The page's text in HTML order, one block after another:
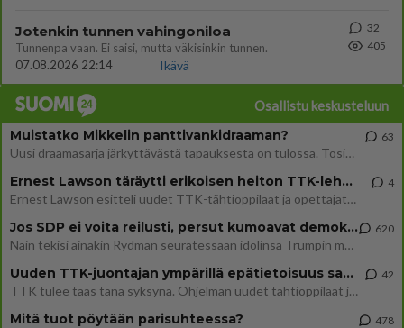
Jotenkin tunnen vahingoniloa
Tunnenpa vaan. Ei saisi, mutta väkisinkin tunnen.
07.08.2026 22:14
Ikävä
32
405
Osallistu keskusteluun
Muistatko Mikkelin panttivankidraaman?
Uusi draamasarja järkyttävästä tapauksesta on tulossa. Tositapahtumiin perustuva sarja ammentaa vuoden 1986 Mikkelin pan
63
Ernest Lawson täräytti erikoisen heiton TTK-lehdistötilaisuudessa: " Onko tässä tarkoituksena...?"
Ernest Lawson esitteli uudet TTK-tähtioppilaat ja opettajat torstaina 6.8. lehdistölle. Tulevalla kaudella on yksi hausk
4
Jos SDP ei voita reilusti, persut kumoavat demokratian Suomesta
Näin tekisi ainakin Rydman seuratessaan idolinsa Trumpin mallia https://www.is.fi/politiikka/art-2000012187244.html
620
Uuden TTK-juontajan ympärillä epätietoisuus sakenee - Nyt MTV hämmentää soppaa
TTK tulee taas tänä syksynä. Ohjelman uudet tähtioppilaat julkistetaan torstaina 6. elokuuta klo 14 alkavassa lehdistö
42
Mitä tuot pöytään parisuhteessa? 478